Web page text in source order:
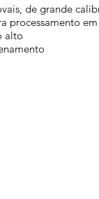
de grande
processamento
alto